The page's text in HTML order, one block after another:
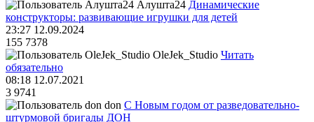
Алушта24 Динамические
конструкторы: развивающие игрушки для детей
23:27 12.09.2024
155 7378
OleJek_Studio Читать
обязательно
08:18 12.07.2021
3 9741
don С Новым годом от разведовательно-
штурмовой бригады ДОН